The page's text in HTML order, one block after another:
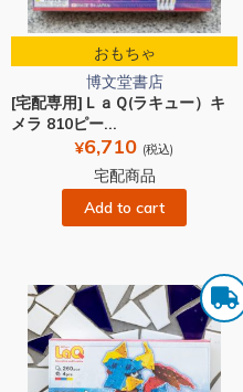
おもちゃ
博文堂書店
[宅配専用]ＬａＱ(ラキュー）キ
メラ 810ピー...
¥6,710 (税込)
宅配商品
Add to cart